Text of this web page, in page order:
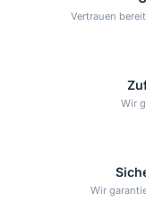
Vertrauen
Wir
Wir